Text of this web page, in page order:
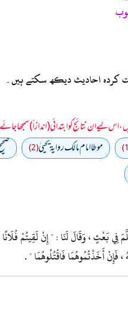
کردہ احادیث دیکھ سکتے ہیں۔
موطا امام مالك رواية يحييٰ(2)
فِي بَعْثٍ ، وَقَالَ لَنَا : " إِنْ لَقِيتُمْ
، فَإِنْ أَخَذْتُمُوهُمَا فَاقْتُلُوهُمَا " .